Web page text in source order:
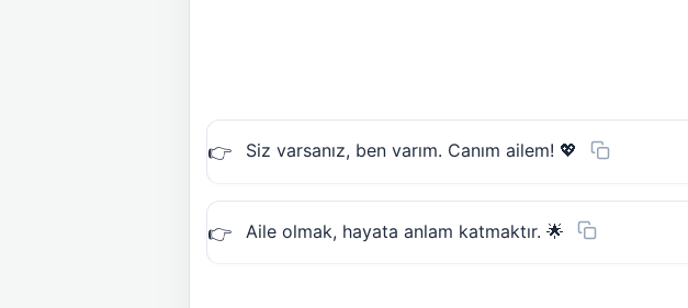
Siz varsanız, ben varım. Canım ailem! 💖
Aile olmak, hayata anlam katmaktır. 🌟